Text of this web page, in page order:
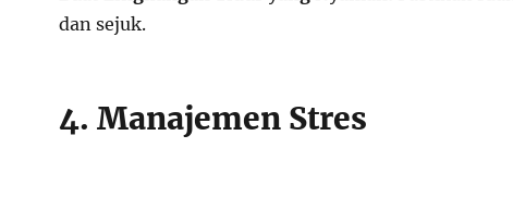
dan sejuk.
4. Manajemen Stres